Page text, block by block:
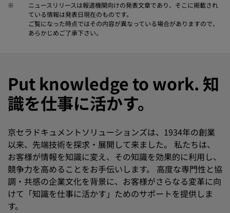
※
ニュースリリースは報道機関向けの発表文章であり、そこに掲載され
ている情報は発表日現在のものです。
ご覧になった時点ではその内容が異なっている場合がありますので、
あらかじめご了承下さい。
Put knowledge to work. 知
識を仕事に活かす。
京セラドキュメントソリューションズは、1934年の創業
以来、先端技術を探求・展開して来ました。 私たちは、
お客様が情報を知識に変え、その知識を効果的に利用し、
競争力を高めることをお手伝いします。 高度な専門性と協
調・共感の企業文化を背景に、お客様がさらなる変革に向
けて「知識を仕事に活かす」ためのサポートを提供しま
す。